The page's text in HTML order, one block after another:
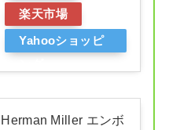
楽天市場
Yahooショッピ
Herman Miller エンボ